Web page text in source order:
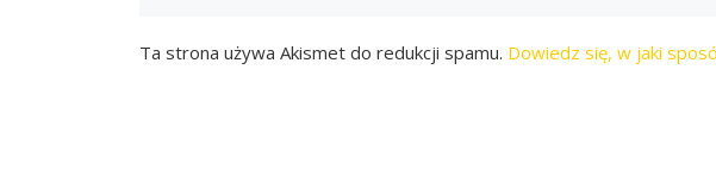
Ta strona używa Akismet do redukcji spamu. Dowiedz się, w jaki